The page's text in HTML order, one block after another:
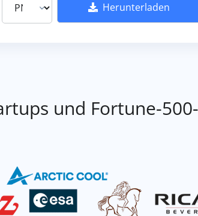
Herunterladen
und Fortune-